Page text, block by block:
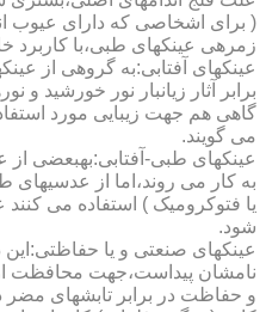
( برای اشخاصی که دارای عیوب
زمره­ی عینکهای طبی،با
عینکهای آفتابی:به گروهی از
برابر آثار زیانبار نور خورشید
گاهی هم جهت زیبایی مورد
می گویند.
عینکهای طبی-آفتابی:به­بعضی
به کار می روند،اما از عدسیهای
یا فتوکرومیک ) استفاده می
شود.
عینکهای صنعتی و یا حفاظتی:این
نامشان پیداست،جهت محافظت از
و حفاظت در برابر تابشهای مضر